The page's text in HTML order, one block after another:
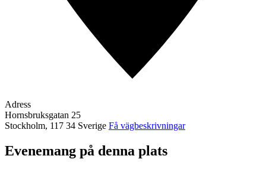
Adress
Hornsbruksgatan 25
Stockholm, 117 34 Sverige Få vägbeskrivningar
Evenemang på denna plats